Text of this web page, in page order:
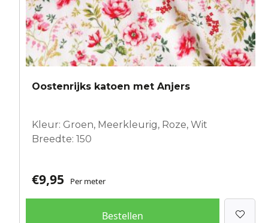
Oostenrijks katoen met Anjers
Kleur: Groen, Meerkleurig, Roze, Wit
Breedte: 150
€9,95 Per meter
Bestellen